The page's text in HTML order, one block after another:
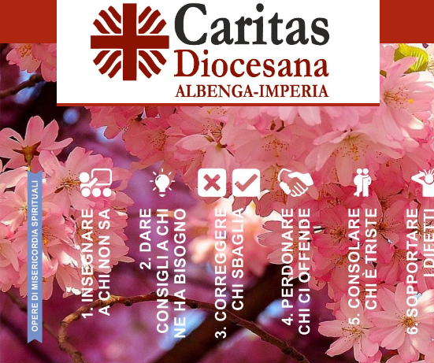
i
p
t
o
c
o
n
t
e
n
t